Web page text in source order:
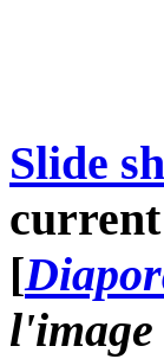
Slide
current
[
l'image